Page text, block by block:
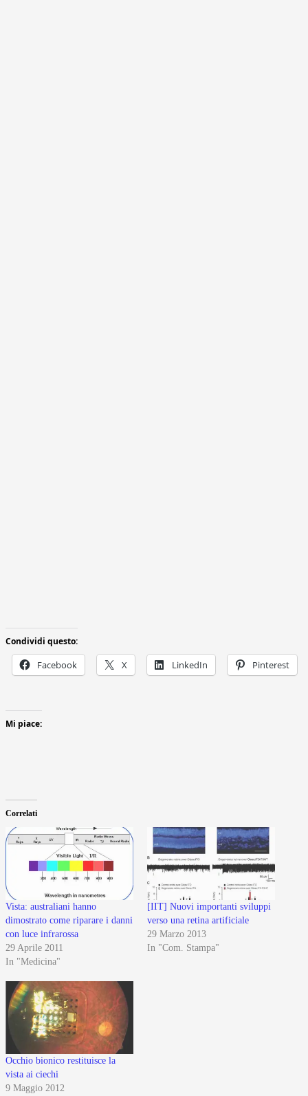
Condividi questo:
Facebook X LinkedIn Pinterest
Mi piace:
Correlati
Vista: australiani hanno
dimostrato come riparare i danni
con luce infrarossa
29 Aprile 2011
In "Medicina"
[IIT] Nuovi importanti sviluppi
verso una retina artificiale
29 Marzo 2013
In "Com. Stampa"
Occhio bionico restituisce la
vista ai ciechi
9 Maggio 2012